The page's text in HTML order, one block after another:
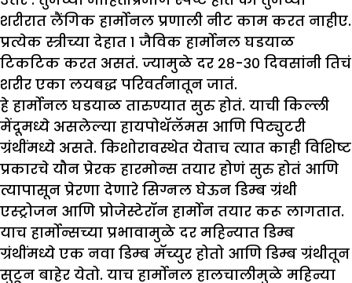
शरीरात लैंगिक हार्मोनल प्रणाली नीट काम करत नाहीए.
प्रत्येक स्त्रीच्या देहात १ जैविक हार्मोनल घडयाळ
टिकटिक करत असतं. ज्यामुळे दर २८-३० दिवसांनी तिचं
शरीर एका लयबद्ध परिवर्तनातून जातं.
हे हार्मोनल घडयाळ तारुण्यात सुरु होतं. याची किल्ली
मेंदूमध्ये असलेल्या हायपोथॅलॅमस आणि पिट्युटरी
ग्रंथींमध्ये असते. किशोरावस्थेत येताच त्यात काही विशिष्ट
प्रकारचे यौन प्रेरक हारमोन्स तयार होणं सुरु होतं आणि
त्यापासून प्रेरणा देणारे सिग्नल घेऊन डिम्ब ग्रंथी
एस्ट्रोजन आणि प्रोजेस्टेरॉन हार्मोन तयार करू लागतात.
याच हार्मोन्सच्या प्रभावामुळे दर महिन्यात डिम्ब
ग्रंथींमध्ये एक नवा डिम्ब मॅच्युर होतो आणि डिम्ब ग्रंथीतून
सुटून बाहेर येतो. याच हार्मोनल हालचालीमुळे महिन्या